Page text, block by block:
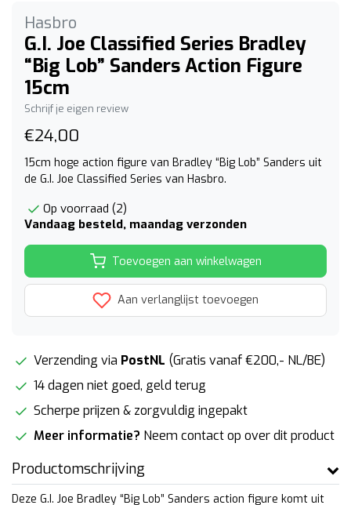
Hasbro
G.I. Joe Classified Series Bradley
“Big Lob” Sanders Action Figure
15cm
Schrijf je eigen review
€24,00
15cm hoge action figure van Bradley “Big Lob” Sanders uit
de G.I. Joe Classified Series van Hasbro.
Op voorraad (2)
Vandaag besteld, maandag verzonden
Toevoegen aan winkelwagen
Aan verlanglijst toevoegen
Verzending via PostNL (Gratis vanaf €200,- NL/BE)
14 dagen niet goed, geld terug
Scherpe prijzen & zorgvuldig ingepakt
Meer informatie? Neem contact op over dit product
Productomschrijving
Deze G.I. Joe Bradley “Big Lob” Sanders action figure komt uit